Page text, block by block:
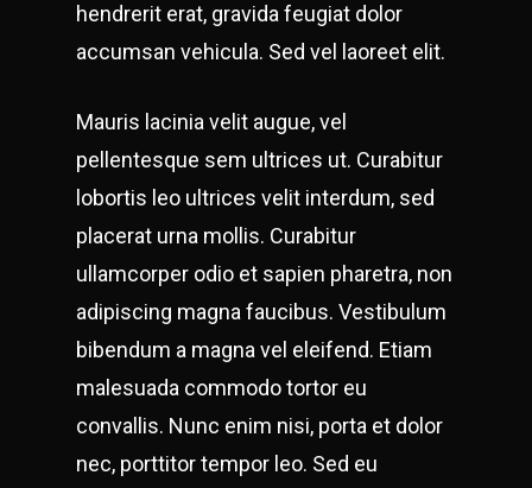
hendrerit erat, gravida feugiat dolor
accumsan vehicula. Sed vel laoreet elit.
Mauris lacinia velit augue, vel
pellentesque sem ultrices ut. Curabitur
lobortis leo ultrices velit interdum, sed
placerat urna mollis. Curabitur
ullamcorper odio et sapien pharetra, non
adipiscing magna faucibus. Vestibulum
bibendum a magna vel eleifend. Etiam
malesuada commodo tortor eu
convallis. Nunc enim nisi, porta et dolor
nec, porttitor tempor leo. Sed eu